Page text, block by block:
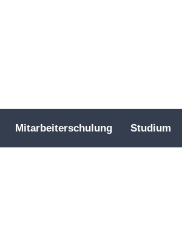
Mitarbeiterschulung Studium